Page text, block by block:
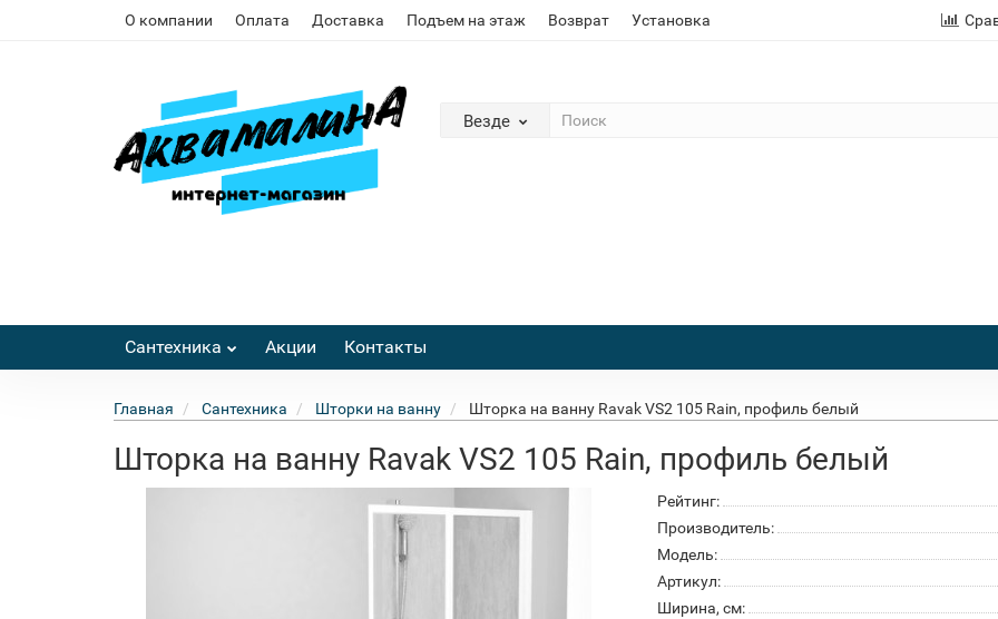
О компании Оплата Доставка Подъем на этаж Возврат Установка
Везде
Сантехника Акции Контакты
Главная Сантехника Шторки на ванну Шторка на ванну Ravak VS2 105 Rain, профиль белый
Шторка на ванну Ravak VS2 105 Rain, профиль белый
Рейтинг:
Производитель:
Модель:
Артикул:
Ширина, см: